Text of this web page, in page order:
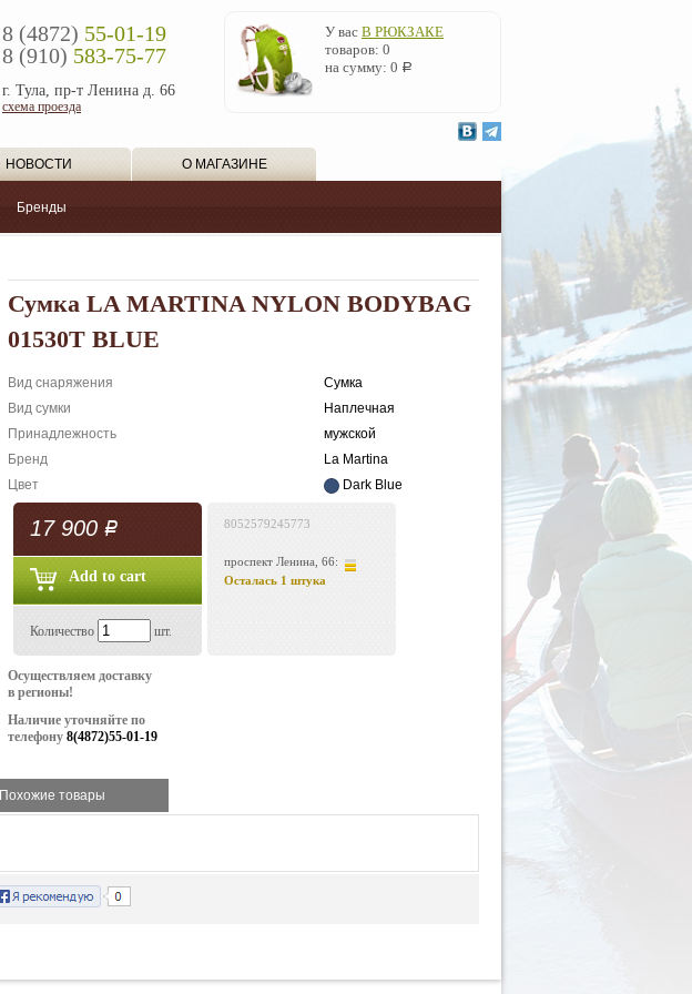
8 (4872) 55-01-19
8 (910) 583-75-77
г. Тула, пр-т Ленина д. 66
схема проезда
У вас В РЮКЗАКЕ
товаров: 0
на сумму: 0 Р
НОВОСТИ О МАГАЗИНЕ
Бренды
Сумка LA MARTINA NYLON BODYBAG
01530T BLUE
Вид снаряжения
Сумка
Вид сумки
Наплечная
Принадлежность
мужской
Бренд
La Martina
Цвет
Dark Blue
17 900 Р 8052579245773
проспект Ленина, 66:
Осталась 1 штука
Количество шт.
Осуществляем доставку
в регионы!
Наличие уточняйте по
телефону 8(4872)55-01-19
Похожие товары